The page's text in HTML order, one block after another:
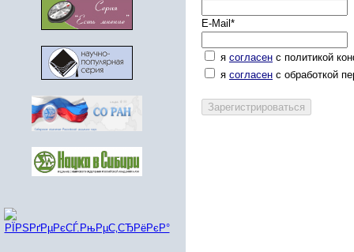
E-Mail *
я согласен с политикой
я согласен с обработкой